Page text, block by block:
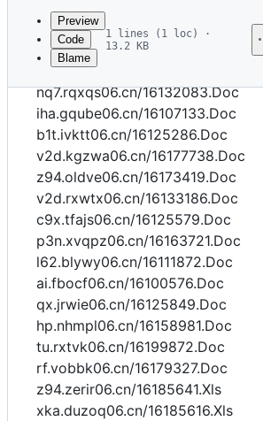
commit
metadata
and
controls
Preview
Code
Blame
1 lines (1 loc) ·
13.2 KB
c9x.uuojy06.cn/16129778.Doc
nq7.rqxqs06.cn/16132083.Doc
iha.gqube06.cn/16107133.Doc
b1t.ivktt06.cn/16125286.Doc
v2d.kgzwa06.cn/16177738.Doc
z94.oldve06.cn/16173419.Doc
v2d.rxwtx06.cn/16133186.Doc
c9x.tfajs06.cn/16125579.Doc
p3n.xvqpz06.cn/16163721.Doc
l62.blywy06.cn/16111872.Doc
ai.fbocf06.cn/16100576.Doc
qx.jrwie06.cn/16125849.Doc
hp.nhmpl06.cn/16158981.Doc
tu.rxtvk06.cn/16199872.Doc
rf.vobbk06.cn/16179327.Doc
z94.zerir06.cn/16185641.Xls
xka.duzoq06.cn/16185616.Xls